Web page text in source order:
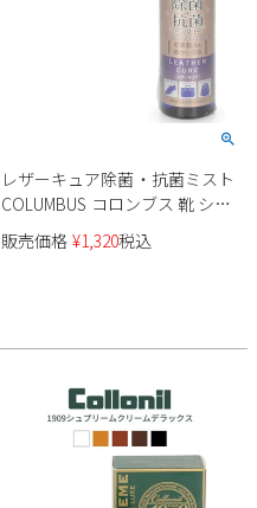
レザーキュア除菌・抗菌ミスト
COLUMBUS コロンブス 靴 シュ
ーズ 革靴 予防グッズ スプレー
お手入れ 皮革製品 バック ウエ
販売価格 ¥1,320税込